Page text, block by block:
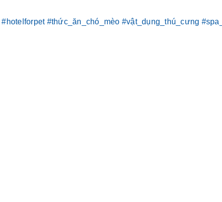
#hotelforpet #thức_ăn_chó_mèo #vật_dụng_thú_cưng